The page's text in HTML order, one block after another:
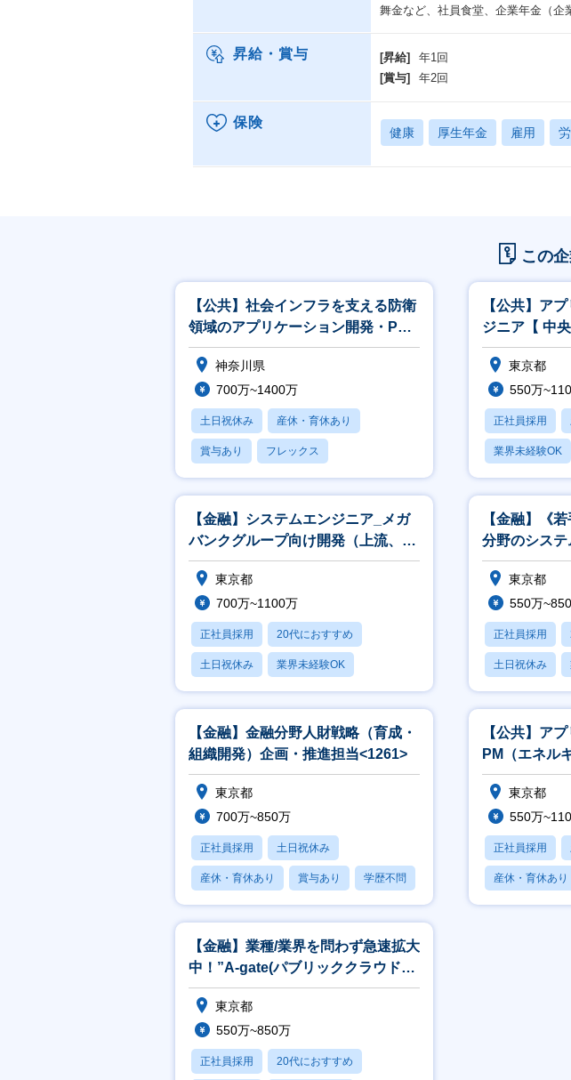
舞金など、社員食堂、企業年金（企
昇給・賞与 [昇給]
年1回
[賞与]
年2回
保険
健康 厚生年金 雇用
この
【公共】社会インフラを支える防衛
領域のアプリケーション開発・PM
／PL候補<488>
神奈川県
700万~1400万
土日祝休み 産休・育休あり
賞与あり フレックス
社宅・住宅補助
【公共】ア
ジニア【 中
<564>
東京都
550万
正社員採用
業界未経験OK
賞与あり
【金融】システムエンジニア_メガ
バンクグループ向け開発（上流、開
発リーダ）担当
東京都
700万~1100万
正社員採用 20代におすすめ
土日祝休み 業界未経験OK
産休・育休あり
【金融】《
分野のシス
東京都
550万
正社員採用
土日祝休み
産休・育休あり
【金融】金融分野人財戦略（育成・
組織開発）企画・推進担当<1261>
東京都
700万~850万
正社員採用 土日祝休み
産休・育休あり 賞与あり 学歴不問
【公共】ア
PM（エネル
＞
東京都
550万
正社員採用
産休・育休あり
賞与あり
【金融】業種/業界を問わず急速拡大
中！”A-gate(パブリッククラウド活
用ソリューション)”の企画
東京都
550万~850万
正社員採用 20代におすすめ